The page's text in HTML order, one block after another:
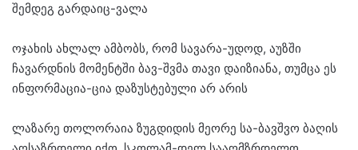
შემდეგ გარდაიც-ვალა
ოჯახის ახლალ ამბობს, რომ სავარა-უდოდ, აუზში
ჩავარდნის მომენტში ბავ-შვმა თავი დაიზიანა, თუმცა ეს
ინფორმაცია-ცია დაზუსტებული არ არის
ლაზარე თოლორაია ზუგდიდის მეორე სა-ბავშვო ბაღის